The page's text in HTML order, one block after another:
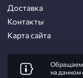
Доставка
Контакты
Карта сайта
Обращаем
на данном